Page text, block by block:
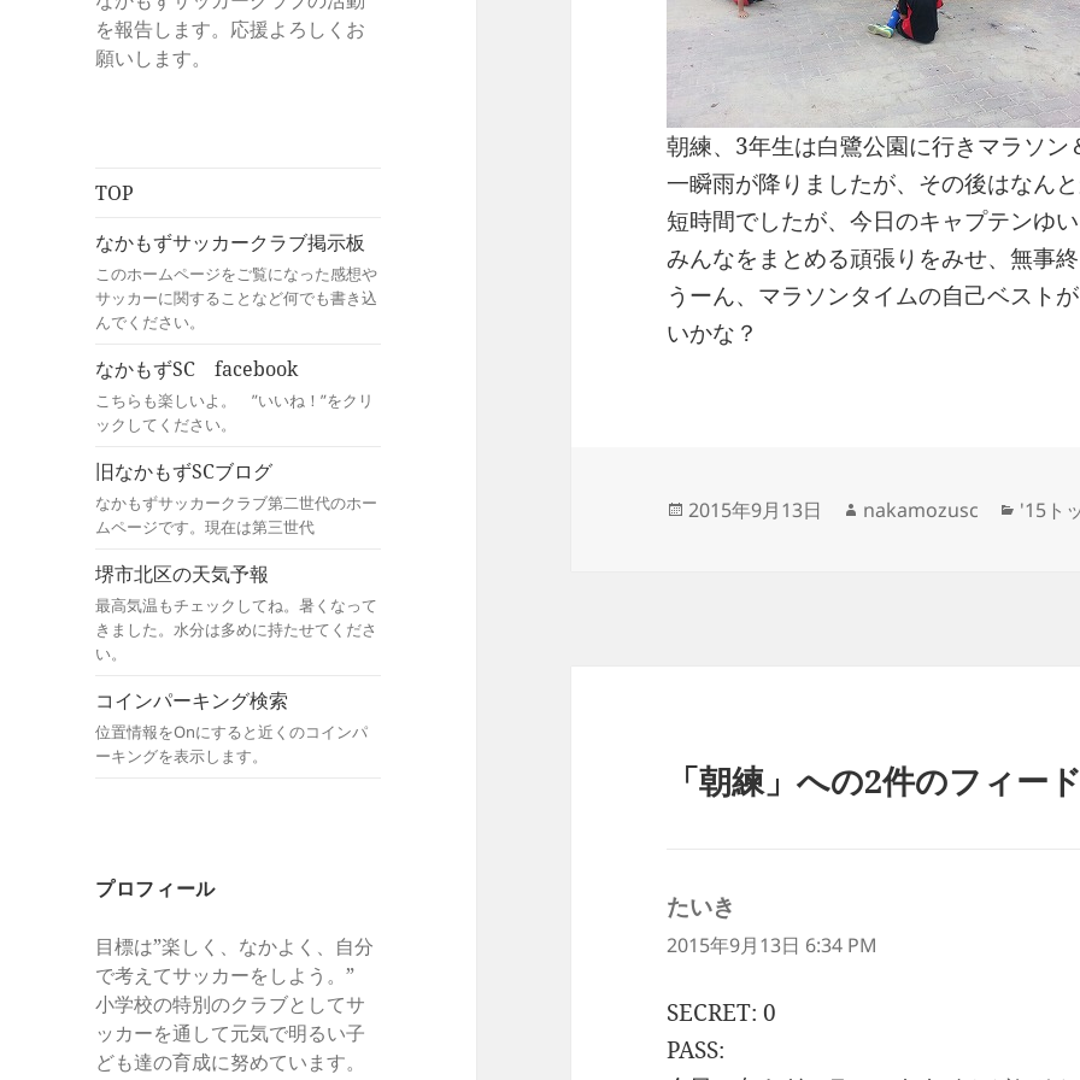
を報告します。応援よろしくお
願いします。
TOP
なかもずサッカークラブ掲示板
このホームページをご覧になった感想や
サッカーに関することなど何でも書き込
んでください。
なかもずSC facebook
こちらも楽しいよ。 ”いいね！”をクリ
ックしてください。
旧なかもずSCブログ
なかもずサッカークラブ第二世代のホー
ムページです。現在は第三世代
堺市北区の天気予報
最高気温もチェックしてね。暑くなって
きました。水分は多めに持たせてくださ
い。
コインパーキング検索
位置情報をOnにすると近くのコインパ
ーキングを表示します。
プロフィール
目標は”楽しく、なかよく、自分
で考えてサッカーをしよう。”
小学校の特別のクラブとしてサ
ッカーを通して元気で明るい子
ども達の育成に努めています。
朝練、3年生は白鷺公園に行きマラソ
一瞬雨が降りましたが、その後はなん
短時間でしたが、今日のキャプテンゆ
みんなをまとめる頑張りをみせ、無事
うーん、マラソンタイムの自己ベスト
いかな？
投
2015年9月13日
作
nakamozusc
カ
'15ト
「朝練」への2件のフィー
たいき
り:
2015年9月13日 6:34 PM
SECRET: 0
PASS: